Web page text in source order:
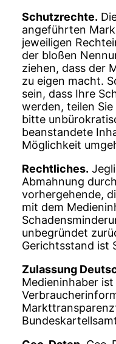
Schutzrechte.
angeführten
jeweiligen
der bloßen
ziehen, dass der
zu eigen macht.
sein, dass Ihre
werden, teilen
bitte
beanstandete
Möglichkeit
Rechtliches.
Abmahnung
vorhergehende,
mit dem
unbegründet
Gerichtsstand ist
Zulassung
Medieninhaber